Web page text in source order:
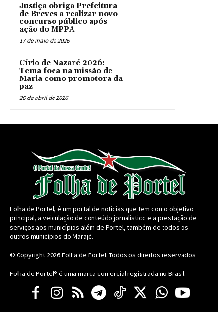
Justiça obriga Prefeitura
de Breves a realizar novo
concurso público após
ação do MPPA
17 de maio de 2026
Círio de Nazaré 2026:
Tema foca na missão de
Maria como promotora da
paz
26 de abril de 2026
Folha de Portel, é um portal de notícias que tem como objetivo
principal, a veiculação de conteúdo jornalístico e a prestação de
serviços aos municípios além de Portel, também de todos os
outros municípios do Marajó.
© Copyright 2026Folha de Portel. Todos os direitos reservados
Folha de Portel® é uma marca comercial registrada no Brasil.